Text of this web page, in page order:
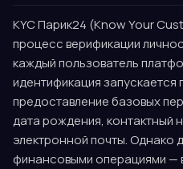
KYC Парик24 (Know Your
процесс верификации
каждый пользователь
идентификация запускается
предоставление базовых
дата рождения, контактный
электронной почты. Однако
финансовыми операциями —